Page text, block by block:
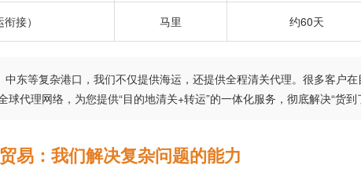
接） 马里 约60天
中东等复杂港口，我们不仅提供海运，还提供全程清关代理。很多客户
球代理网络，为您提供“目的地清关+转运”的一体化服务，彻底解决“货到
易：我们解决复杂问题的能力